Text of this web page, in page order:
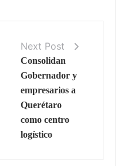
Next Post
Consolidan
Gobernador y
empresarios a
Querétaro
como centro
logístico